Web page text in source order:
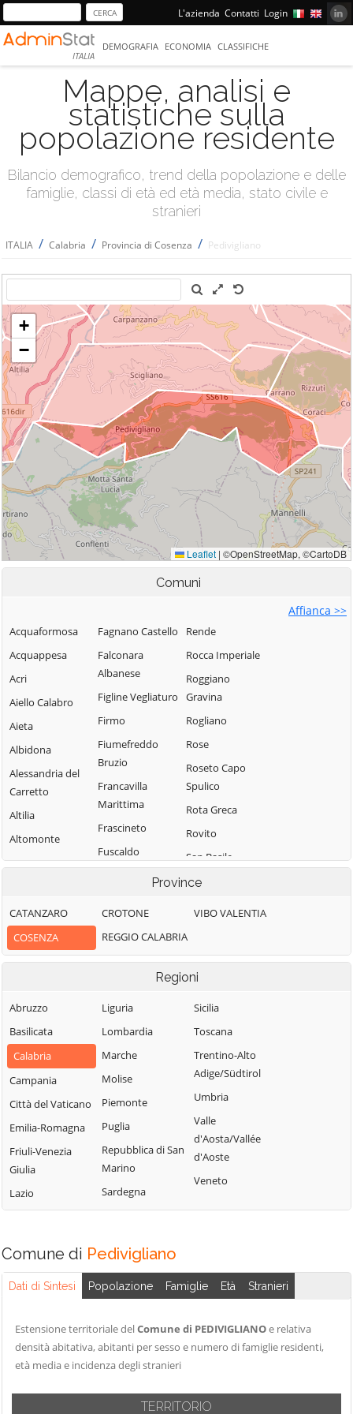
L'azienda Contatti Login
ITALIA
DEMOGRAFIA ECONOMIA CLASSIFICHE
Mappe, analisi e
statistiche sulla
popolazione residente
Bilancio demografico, trend della popolazione e delle
famiglie, classi di età ed età media, stato civile e
stranieri
ITALIA / Calabria / Provincia di Cosenza / Pedivigliano
Comuni
Affianca >>
Acquaformosa
Acquappesa
Acri
Aiello Calabro
Aieta
Albidona
Alessandria del
Carretto
Altilia
Altomonte
Amantea
Aprigliano
Belmonte
Calabro
Bianchi
Bisignano
Bocchigliero
Bonifati
Buonvicino
Calopezzati
Cariati
Carolei
Casali del Manco
Cassano all'Ionio
Castiglione
Cosentino
Fagnano Castello
Falconara
Albanese
Figline Vegliaturo
Firmo
Fiumefreddo
Bruzio
Francavilla
Marittima
Frascineto
Fuscaldo
Piemontese
Lago
Laino Castello
Lappano
Lattarico
Longobardi
Longobucco
Lungro
Luzzi
Mandatoriccio
Mangone
Marano
Marano
Principato
Mendicino
Rende
Rocca Imperiale
Roggiano
Gravina
Rogliano
Rose
Roseto Capo
Spulico
Rota Greca
Rovito
San Basile
San Benedetto
Albanese
San Demetrio
Corone
San Donato di
San Giorgio
Albanese
San Giovanni in
Fiore
San Lorenzo
Vallo
Argentano
Finita
San Nicola Arcella
Province
CATANZARO
COSENZA
CROTONE
REGGIO CALABRIA
VIBO VALENTIA
Regioni
Abruzzo
Basilicata
Calabria
Campania
Città del Vaticano
Emilia-Romagna
Friuli-Venezia
Giulia
Lazio
Liguria
Lombardia
Marche
Molise
Piemonte
Puglia
Repubblica di San
Marino
Sardegna
Sicilia
Toscana
Trentino-Alto
Adige/Südtirol
Umbria
Valle
d'Aosta/Vallée
d'Aoste
Veneto
Comune di Pedivigliano
Dati di Sintesi Popolazione Famiglie Età Stranieri
Estensione territoriale delComune di PEDIVIGLIANOe relativa
densità abitativa, abitanti per sesso e numero di famiglie residenti,
età media e incidenza degli stranieri
TERRITORIO